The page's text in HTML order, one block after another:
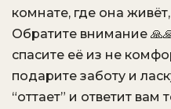
комнате, где она
Обратите внимание
спасите её из не
подарите заботу и
“оттает” и ответит вам